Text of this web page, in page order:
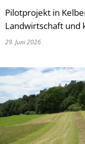
Pilotprojekt in
Landwirtschaft und
29. Juni 2026